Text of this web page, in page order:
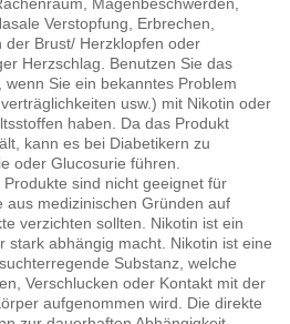
Verstopfung, Erbrechen,
der Brust/ Herzklopfen oder
Herzschlag. Benutzen Sie das
wenn Sie ein bekanntes Problem
usw.) mit Nikotin oder
haben. Da das Produkt
kann es bei Diabetikern zu
oder Glucosurie führen.
Produkte sind nicht geeignet für
aus medizinischen Gründen auf
verzichten sollten. Nikotin ist ein
stark abhängig macht. Nikotin ist eine
Substanz, welche
Verschlucken oder Kontakt mit der
aufgenommen wird. Die direkte